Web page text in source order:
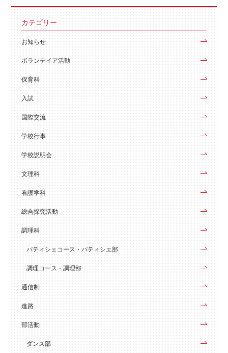
カテゴリー
お知らせ
ボランテイア活動
保育科
入試
国際交流
学校行事
学校説明会
文理科
看護学科
総合探究活動
調理科
パティシェコース・パティシエ部
調理コース・調理部
通信制
進路
部活動
ダンス部